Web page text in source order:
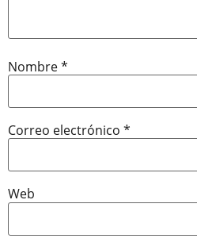
Nombre*
Correo electrónico *
Web